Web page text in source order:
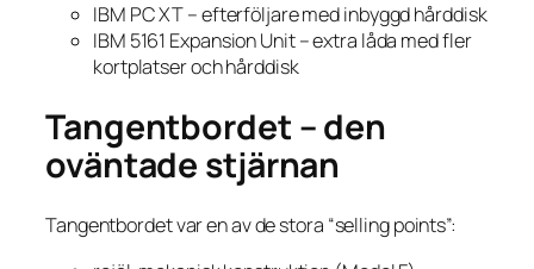
IBM PC XT – efterföljare med inbyggd hårddisk
IBM 5161 Expansion Unit – extra låda med fler
kortplatser och hårddisk
Tangentbordet – den
oväntade stjärnan
Tangentbordet var en av de stora “selling points”: